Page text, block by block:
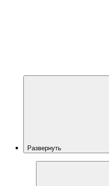
Развернуть